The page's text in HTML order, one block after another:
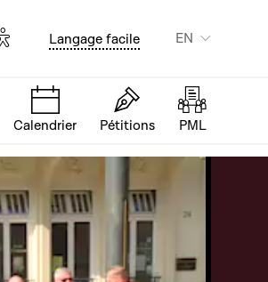
Options d'accessibilité
Langage facile EN
Calendrier Pétitions PML